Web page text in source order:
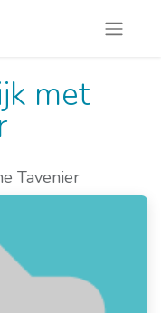
met
Tavenier